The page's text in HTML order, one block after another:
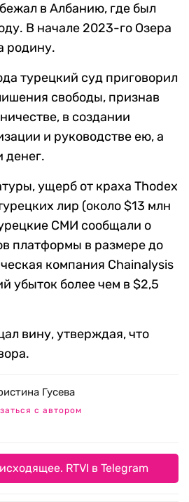
в Албанию, где был
В начале 2023-го Озера
родину.
турецкий суд приговорил
свободы, признав
в создании
и руководстве ею, а
денег.
ущерб от краха Thodex
лир (около $13 млн
СМИ сообщали о
платформы в размере до
компания Chainalysis
убыток более чем в $2,5
вину, утверждая, что
Гусева
с автором
RTVI в Telegram